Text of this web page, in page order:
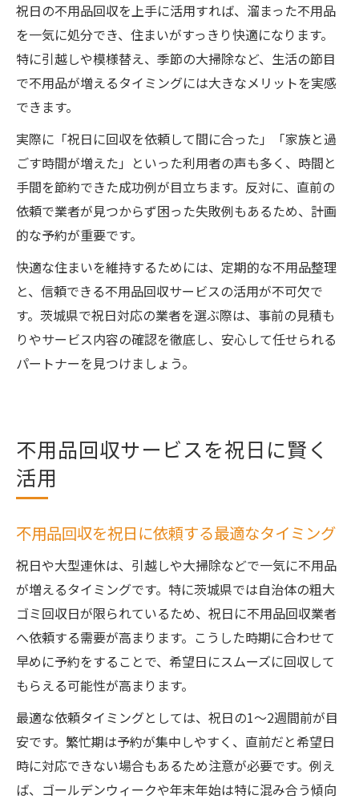
祝日の不用品回収を上手に活用すれば、溜まった不用品
を一気に処分でき、住まいがすっきり快適になります。
特に引越しや模様替え、季節の大掃除など、生活の節目
で不用品が増えるタイミングには大きなメリットを実感
できます。
実際に「祝日に回収を依頼して間に合った」「家族と過
ごす時間が増えた」といった利用者の声も多く、時間と
手間を節約できた成功例が目立ちます。反対に、直前の
依頼で業者が見つからず困った失敗例もあるため、計画
的な予約が重要です。
快適な住まいを維持するためには、定期的な不用品整理
と、信頼できる不用品回収サービスの活用が不可欠で
す。茨城県で祝日対応の業者を選ぶ際は、事前の見積も
りやサービス内容の確認を徹底し、安心して任せられる
パートナーを見つけましょう。
不用品回収サービスを祝日に賢く
活用
不用品回収を祝日に依頼する最適なタイミング
祝日や大型連休は、引越しや大掃除などで一気に不用品
が増えるタイミングです。特に茨城県では自治体の粗大
ゴミ回収日が限られているため、祝日に不用品回収業者
へ依頼する需要が高まります。こうした時期に合わせて
早めに予約をすることで、希望日にスムーズに回収して
もらえる可能性が高まります。
最適な依頼タイミングとしては、祝日の1〜2週間前が目
安です。繁忙期は予約が集中しやすく、直前だと希望日
時に対応できない場合もあるため注意が必要です。例え
ば、ゴールデンウィークや年末年始は特に混み合う傾向